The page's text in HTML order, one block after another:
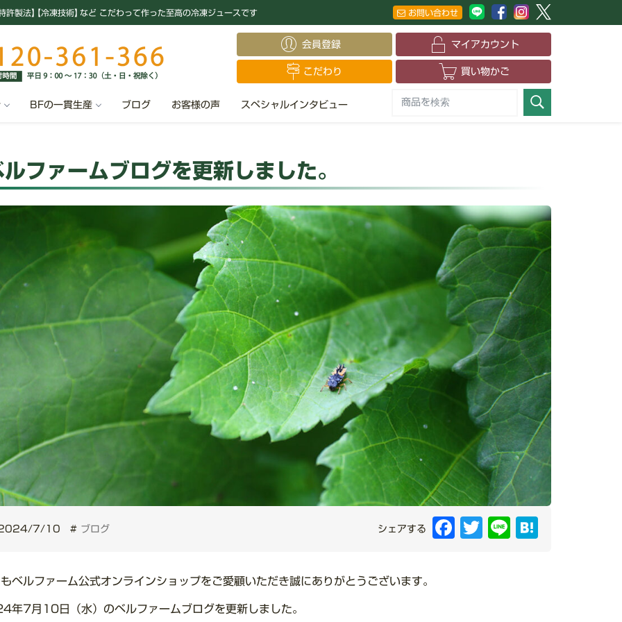
許製法】【冷凍技術】など こだわって作った至高の冷凍ジュースです お問い合わせ
会員登録 マイアカウント
こだわり 買い物かご
BFの一貫生産 ブログ お客様の声 スペシャルインタビュー
ルファームブログを更新しました。
7/10 # ブログ シェアする Facebook
Twitter Line
ベルファーム公式オンラインショップをご愛顧いただき誠にありがとうございます。
年7月10日（水）のベルファームブログを更新しました。